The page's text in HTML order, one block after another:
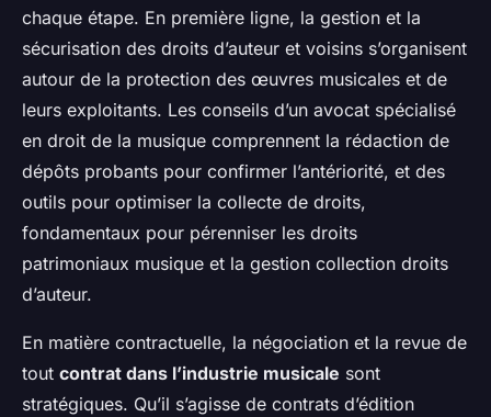
chaque étape. En première ligne, la gestion et la
sécurisation des droits d’auteur et voisins s’organisent
autour de la protection des œuvres musicales et de
leurs exploitants. Les conseils d’un avocat spécialisé
en droit de la musique comprennent la rédaction de
dépôts probants pour confirmer l’antériorité, et des
outils pour optimiser la collecte de droits,
fondamentaux pour pérenniser les droits
patrimoniaux musique et la gestion collection droits
d’auteur.
En matière contractuelle, la négociation et la revue de
tout contrat dans l’industrie musicale sont
stratégiques. Qu’il s’agisse de contrats d’édition